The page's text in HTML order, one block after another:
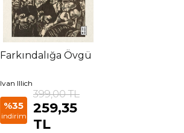
Farkındalığa Övgü
Ivan Illich
%35
indirim
399,00 TL
259,35
TL